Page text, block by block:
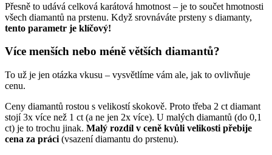
Přesně to udává celková karátová hmotnost – je to součet hmotnosti
všech diamantů na prstenu. Když srovnáváte prsteny s diamanty,
tento parametr je klíčový!
Více menších nebo méně větších diamantů?
To už je jen otázka vkusu – vysvětlíme vám ale, jak to ovlivňuje
cenu.
Ceny diamantů rostou s velikostí skokově. Proto třeba 2 ct diamant
stojí 3x více než 1 ct (a ne jen 2x více). U malých diamantů (do 0,1
ct) je to trochu jinak. Malý rozdíl v ceně kvůli velikosti přebije
cena za práci (vsazení diamantu do prstenu).